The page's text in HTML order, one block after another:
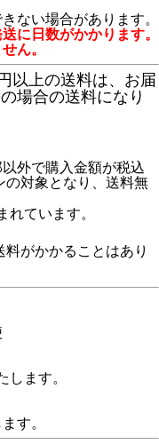
ない場合があります。
に日数がかかります。
ん。
以上の送料は、お届
場合の送料になり
外で購入金額が税込
の対象となり、送料無
れています。
がかかることはあり
します。
す。